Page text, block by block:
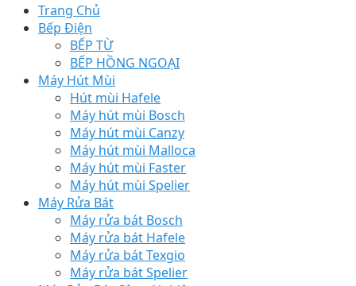
Trang Chủ
Bếp Điện
BẾP TỪ
BẾP HỒNG NGOẠI
Máy Hút Mùi
Hút mùi Hafele
Máy hút mùi Bosch
Máy hút mùi Canzy
Máy hút mùi Malloca
Máy hút mùi Faster
Máy hút mùi Spelier
Máy Rửa Bát
Máy rửa bát Bosch
Máy rửa bát Hafele
Máy rửa bát Texgio
Máy rửa bát Spelier